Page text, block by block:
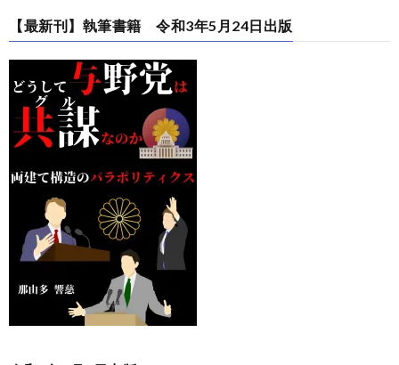
【最新刊】執筆書籍 令和3年5月24日出版